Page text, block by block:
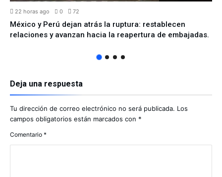
22 horas ago 0 72
México y Perú dejan atrás la ruptura: restablecen
relaciones y avanzan hacia la reapertura de embajadas.
Deja una respuesta
Tu dirección de correo electrónico no será publicada. Los
campos obligatorios están marcados con *
Comentario *